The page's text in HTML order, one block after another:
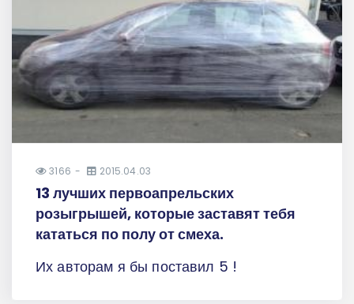
3166 2015.04.03
13 лучших первоапрельских
розыгрышей, которые заставят тебя
кататься по полу от смеха.
Их авторам я бы поставил 5 !